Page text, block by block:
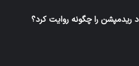
ریدمپشن را چگونه روایت کرد؟